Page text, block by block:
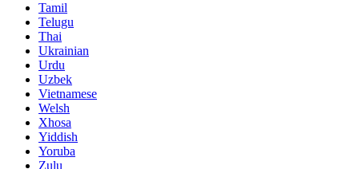
Tamil
Telugu
Thai
Ukrainian
Urdu
Uzbek
Vietnamese
Welsh
Xhosa
Yiddish
Yoruba
Zulu